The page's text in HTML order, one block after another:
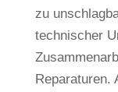
zu
technischer
Reparaturen.